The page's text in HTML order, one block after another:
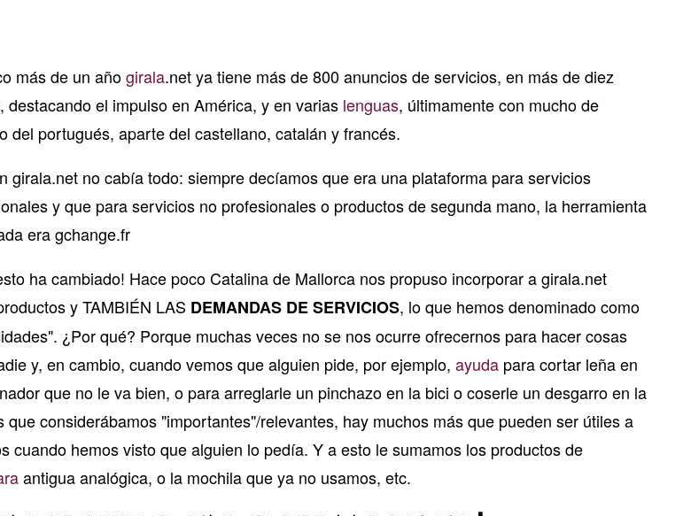
más de un añogirala.net ya tiene más de 800 anuncios de servicios, en más de diez
destacando el impulso en América, y en varias lenguas, últimamente con mucho de
del portugués, aparte del castellano, catalán y francés.
girala.net no cabía todo: siempre decíamos que era una plataforma para servicios
y que para servicios no profesionales o productos de segunda mano, la herramienta
era gchange.fr
ha cambiado! Hace poco Catalina de Mallorca nos propuso incorporar a girala.net
y TAMBIÉN LAS DEMANDAS DE SERVICIOS, lo que hemos denominado como
¿Por qué? Porque muchas veces no se nos ocurre ofrecernos para hacer cosas
y, en cambio, cuando vemos que alguien pide, por ejemplo, ayuda para cortar leña en
que no le va bien, o para arreglarle un pinchazo en la bici o coserle un desgarro en la
considerábamos "importantes"/relevantes, hay muchos más que pueden ser útiles a
hemos visto que alguien lo pedía. Y a esto le sumamos los productos de
antigua analógica, o la mochila que ya no usamos, etc.